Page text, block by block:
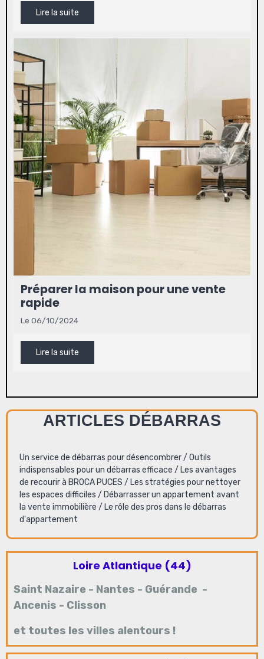
Lire la suite
Préparer la maison pour une vente
rapide
Le 06/10/2024
Lire la suite
ARTICLES DÉBARRAS
Un service de débarras pour désencombrer/ Outils
indispensables pour un débarras efficace / Les avantages
de recourir à BROCA PUCES / Les stratégies pour nettoyer
les espaces difficiles / Débarrasser un appartement avant
la vente immobilière / Le rôle des pros dans le débarras
d'appartement
Loire Atlantique (44)
Saint Nazaire - Nantes - Guérande -
Ancenis - Clisson
et toutes les villes alentours !